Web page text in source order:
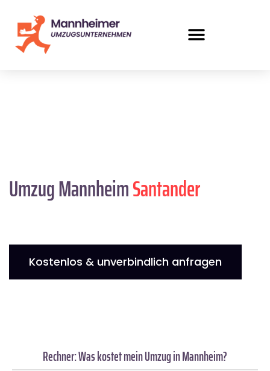
Umzug MannheimSantander
Kostenlos & unverbindlich anfragen
Rechner: Was kostet mein Umzug in Mannheim?